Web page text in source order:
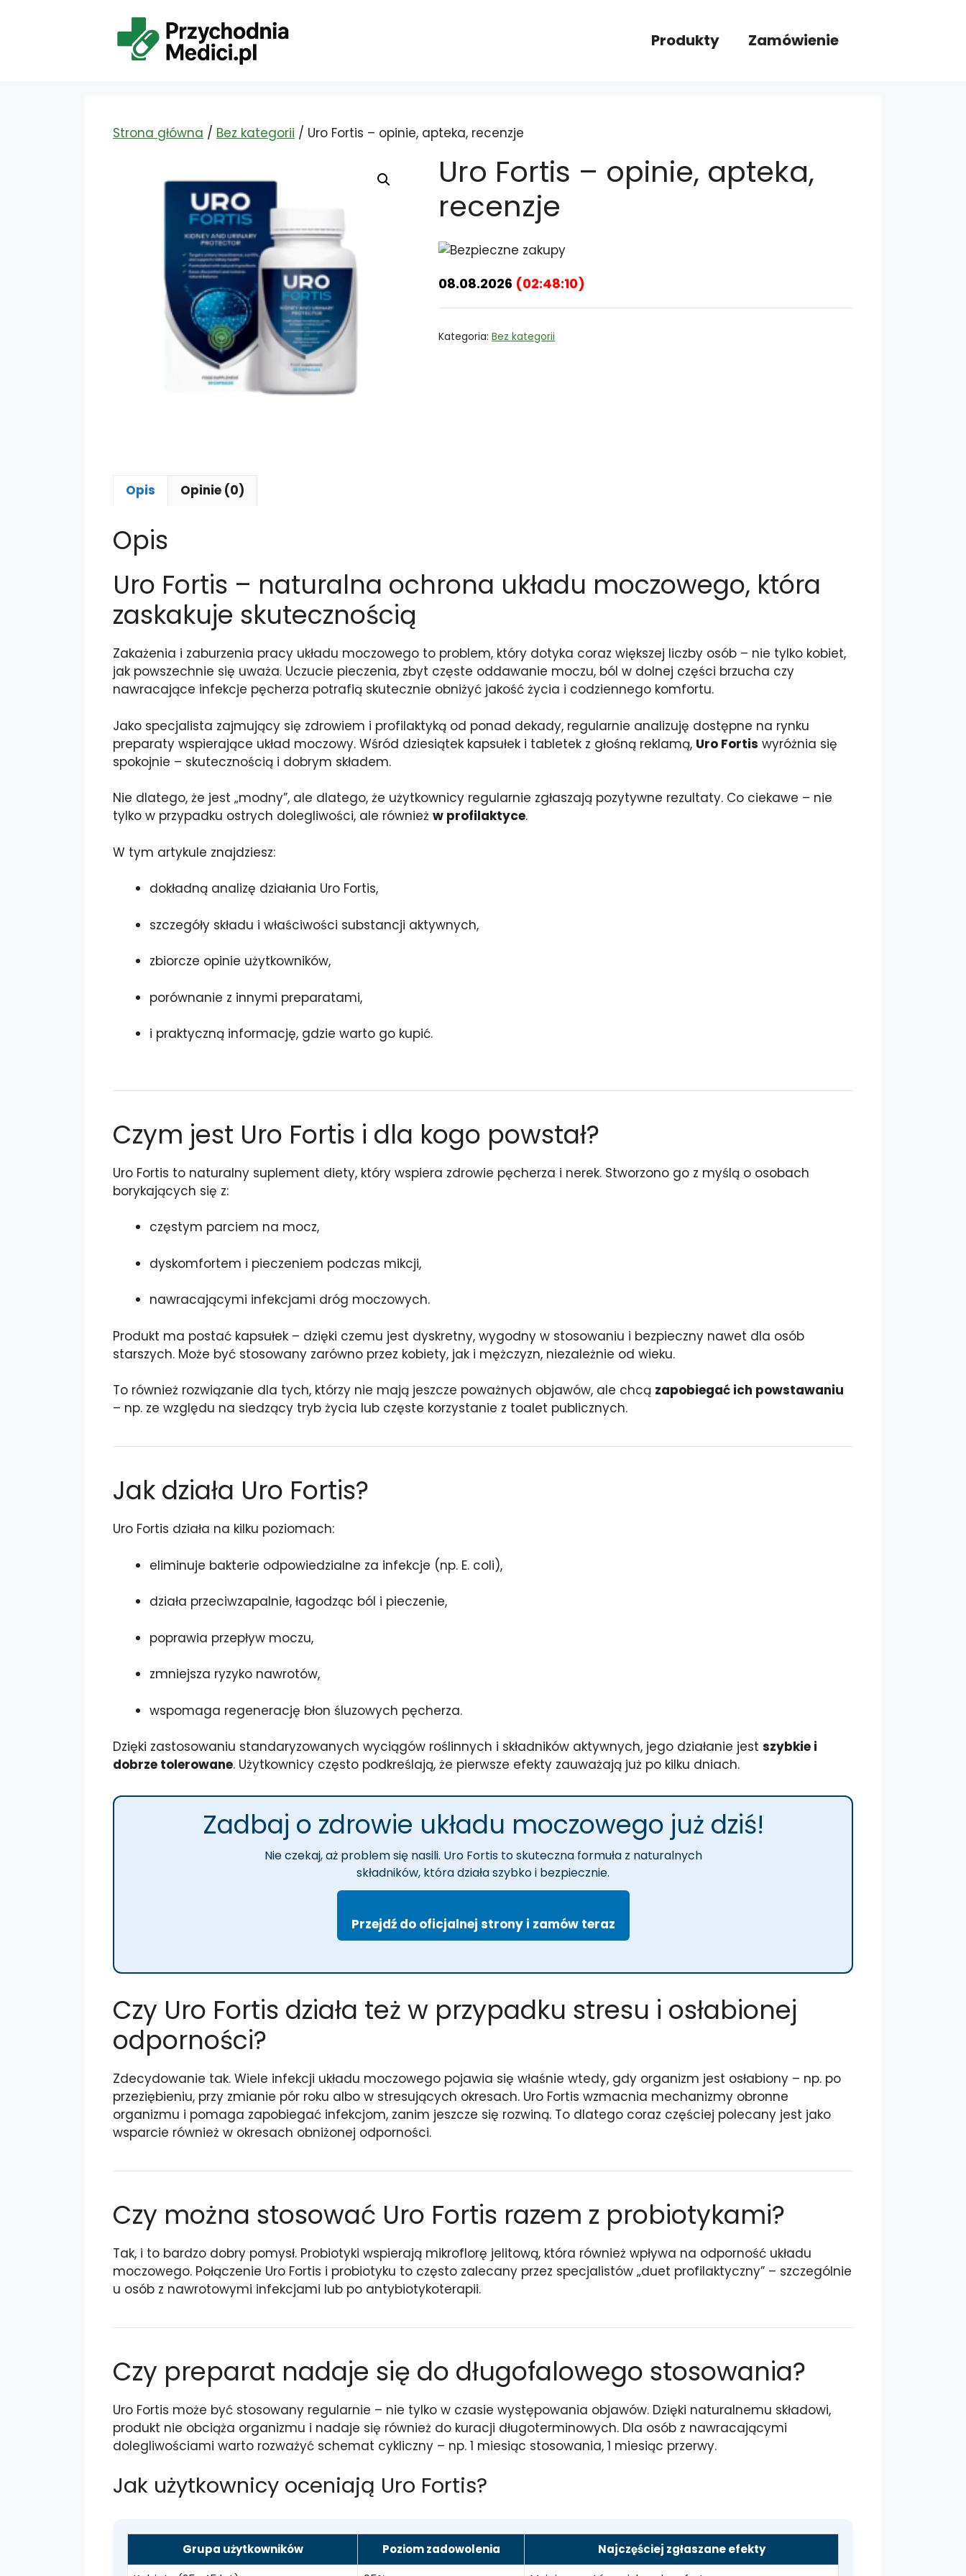
Produkty Zamówienie
Strona główna / Bez kategorii / Uro Fortis – opinie, apteka, recenzje
Uro Fortis – opinie, apteka,
recenzje
08.08.2026 (02:48:10)
Kategoria:Bez kategorii
Opis Opinie (0)
Opis
Uro Fortis – naturalna ochrona układu moczowego, która
zaskakuje skutecznością
Zakażenia i zaburzenia pracy układu moczowego to problem, który dotyka coraz większej liczby osób – nie tylko kobiet,
jak powszechnie się uważa. Uczucie pieczenia, zbyt częste oddawanie moczu, ból w dolnej części brzucha czy
nawracające infekcje pęcherza potrafią skutecznie obniżyć jakość życia i codziennego komfortu.
Jako specjalista zajmujący się zdrowiem i profilaktyką od ponad dekady, regularnie analizuję dostępne na rynku
preparaty wspierające układ moczowy. Wśród dziesiątek kapsułek i tabletek z głośną reklamą, Uro Fortis wyróżnia się
spokojnie – skutecznością i dobrym składem.
Nie dlatego, że jest „modny”, ale dlatego, że użytkownicy regularnie zgłaszają pozytywne rezultaty. Co ciekawe – nie
tylko w przypadku ostrych dolegliwości, ale również w profilaktyce.
W tym artykule znajdziesz:
dokładną analizę działania Uro Fortis,
szczegóły składu i właściwości substancji aktywnych,
zbiorcze opinie użytkowników,
porównanie z innymi preparatami,
i praktyczną informację, gdzie warto go kupić.
Czym jest Uro Fortis i dla kogo powstał?
Uro Fortis to naturalny suplement diety, który wspiera zdrowie pęcherza i nerek. Stworzono go z myślą o osobach
borykających się z:
częstym parciem na mocz,
dyskomfortem i pieczeniem podczas mikcji,
nawracającymi infekcjami dróg moczowych.
Produkt ma postać kapsułek – dzięki czemu jest dyskretny, wygodny w stosowaniu i bezpieczny nawet dla osób
starszych. Może być stosowany zarówno przez kobiety, jak i mężczyzn, niezależnie od wieku.
To również rozwiązanie dla tych, którzy nie mają jeszcze poważnych objawów, ale chcą zapobiegać ich powstawaniu
– np. ze względu na siedzący tryb życia lub częste korzystanie z toalet publicznych.
Jak działa Uro Fortis?
Uro Fortis działa na kilku poziomach:
eliminuje bakterie odpowiedzialne za infekcje (np. E. coli),
działa przeciwzapalnie, łagodząc ból i pieczenie,
poprawia przepływ moczu,
zmniejsza ryzyko nawrotów,
wspomaga regenerację błon śluzowych pęcherza.
Dzięki zastosowaniu standaryzowanych wyciągów roślinnych i składników aktywnych, jego działanie jest szybkie i
dobrze tolerowane. Użytkownicy często podkreślają, że pierwsze efekty zauważają już po kilku dniach.
Zadbaj o zdrowie układu moczowego już dziś!
Nie czekaj, aż problem się nasili. Uro Fortis to skuteczna formuła z naturalnych
składników, która działa szybko i bezpiecznie.
Przejdź do oficjalnej strony i zamów teraz
Czy Uro Fortis działa też w przypadku stresu i osłabionej
odporności?
Zdecydowanie tak. Wiele infekcji układu moczowego pojawia się właśnie wtedy, gdy organizm jest osłabiony – np. po
przeziębieniu, przy zmianie pór roku albo w stresujących okresach. Uro Fortis wzmacnia mechanizmy obronne
organizmu i pomaga zapobiegać infekcjom, zanim jeszcze się rozwiną. To dlatego coraz częściej polecany jest jako
wsparcie również w okresach obniżonej odporności.
Czy można stosować Uro Fortis razem z probiotykami?
Tak, i to bardzo dobry pomysł. Probiotyki wspierają mikroflorę jelitową, która również wpływa na odporność układu
moczowego. Połączenie Uro Fortis i probiotyku to często zalecany przez specjalistów „duet profilaktyczny” – szczególnie
u osób z nawrotowymi infekcjami lub po antybiotykoterapii.
Czy preparat nadaje się do długofalowego stosowania?
Uro Fortis może być stosowany regularnie – nie tylko w czasie występowania objawów. Dzięki naturalnemu składowi,
produkt nie obciąża organizmu i nadaje się również do kuracji długoterminowych. Dla osób z nawracającymi
dolegliwościami warto rozważyć schemat cykliczny – np. 1 miesiąc stosowania, 1 miesiąc przerwy.
Jak użytkownicy oceniają Uro Fortis?
Grupa użytkowników Poziom zadowolenia
Najczęściej zgłaszane efekty